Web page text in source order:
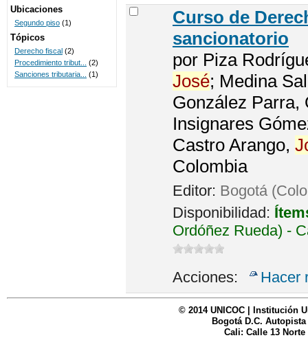
Curso de
sancionatorio
por Piza
José; Medina
González
Insignares
Castro Arango,
Colombia
Editor: Bogotá
Disponibilidad:
Ordóñez Rueda) -
Acciones: Hacer
Ubicaciones
Segundo piso (1)
Tópicos
Derecho fiscal (2)
Procedimiento tribut...
(2)
Sanciones tributaria... (1)
© 2014 UNICOC | Institución
Bogotá D.C. Autopista
Cali: Calle 13 Norte